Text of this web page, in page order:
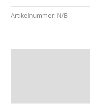
Artikelnummer: N/B